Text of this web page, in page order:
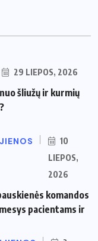
29 LIEPOS, 2026
šliužų ir kurmių
10
LIEPOS,
2026
komandos
pacientams ir